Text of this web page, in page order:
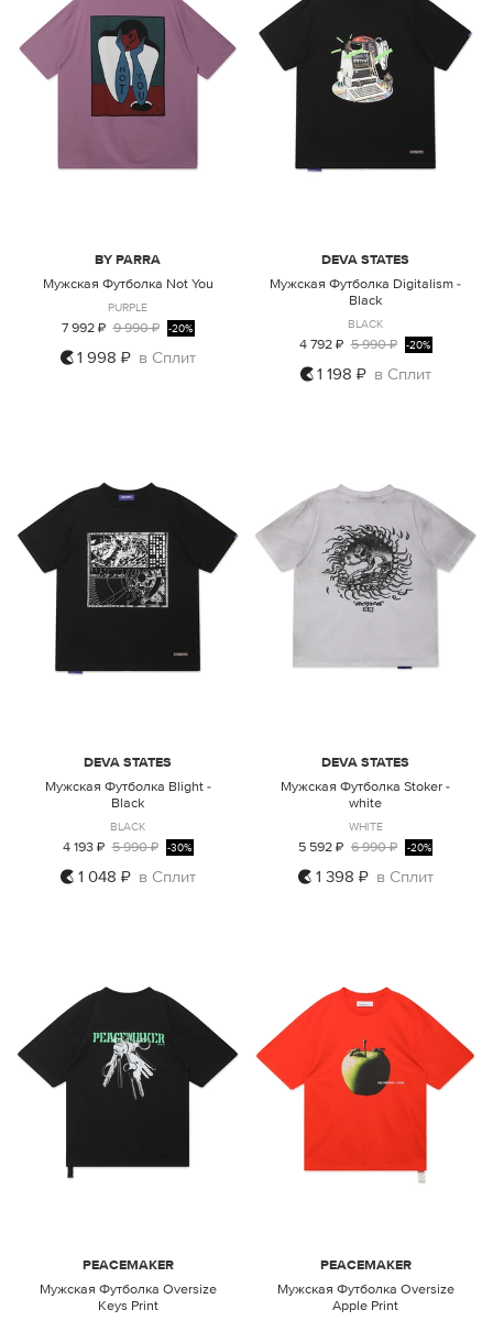
BY PARRA
Мужская Футболка Not You
PURPLE
7 992 ₽ 9 990 ₽ -20%
1 998 ₽ в Сплит
M L XL
DEVA STATES
Мужская Футболка Digitalism -
Black
BLACK
4 792 ₽ 5 990 ₽ -20%
1 198 ₽ в Сплит
M L XL
DEVA STATES
Мужская Футболка Blight -
Black
BLACK
4 193 ₽ 5 990 ₽ -30%
1 048 ₽ в Сплит M L XL
DEVA STATES
Мужская Футболка Stoker -
white
WHITE
5 592 ₽ 6 990 ₽ -20%
1 398 ₽ в Сплит
PEACEMAKER
Мужская Футболка Oversize
Keys Print
PEACEMAKER
Мужская Футболка Oversize
Apple Print